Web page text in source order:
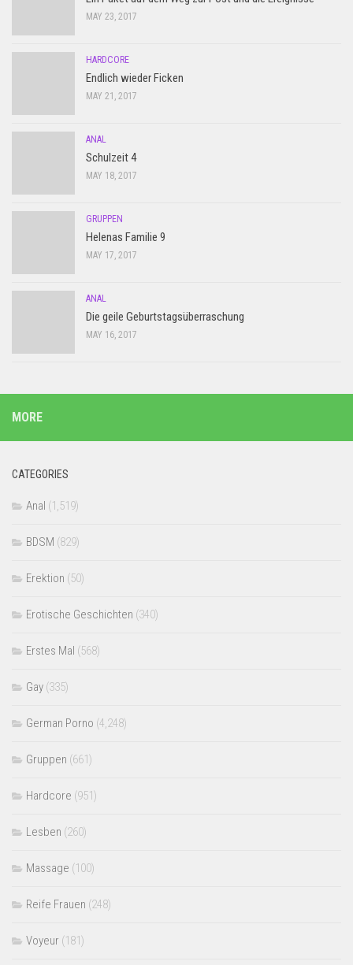
MAY 23, 2017
HARDCORE
Endlich wieder Ficken
MAY 21, 2017
ANAL
Schulzeit 4
MAY 18, 2017
GRUPPEN
Helenas Familie 9
MAY 17, 2017
ANAL
Die geile Geburtstagsüberraschung
MAY 16, 2017
MORE
CATEGORIES
Anal (1,519)
BDSM (829)
Erektion (50)
Erotische Geschichten (340)
Erstes Mal (568)
Gay (335)
German Porno (4,248)
Gruppen (661)
Hardcore (951)
Lesben (260)
Massage (100)
Reife Frauen (248)
Voyeur (181)